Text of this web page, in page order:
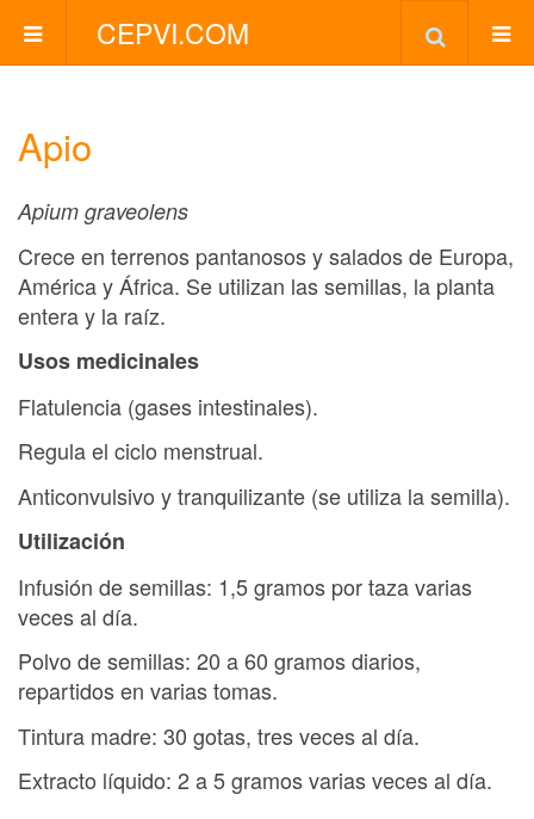
CEPVI.COM
Apio
Apium graveolens
Crece en terrenos pantanosos y salados de Europa,
América y África. Se utilizan las semillas, la planta
entera y la raíz.
Usos medicinales
Flatulencia (gases intestinales).
Regula el ciclo menstrual.
Anticonvulsivo y tranquilizante (se utiliza la semilla).
Utilización
Infusión de semillas: 1,5 gramos por taza varias
veces al día.
Polvo de semillas: 20 a 60 gramos diarios,
repartidos en varias tomas.
Tintura madre: 30 gotas, tres veces al día.
Extracto líquido: 2 a 5 gramos varias veces al día.